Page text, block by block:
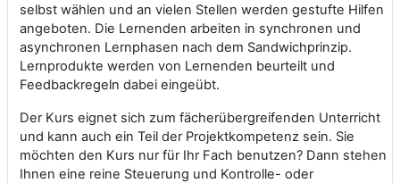
selbst wählen und an vielen Stellen werden gestufte Hilfen
angeboten. Die Lernenden arbeiten in synchronen und
asynchronen Lernphasen nach dem Sandwichprinzip.
Lernprodukte werden von Lernenden beurteilt und
Feedbackregeln dabei eingeübt.
Der Kurs eignet sich zum fächerübergreifenden Unterricht
und kann auch ein Teil der Projektkompetenz sein. Sie
möchten den Kurs nur für Ihr Fach benutzen? Dann stehen
Ihnen eine reine Steuerung und Kontrolle- oder